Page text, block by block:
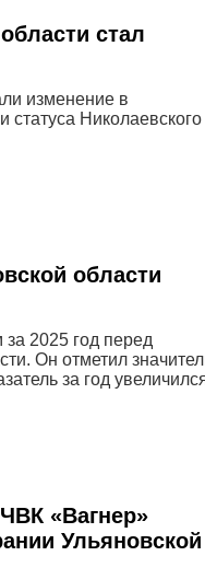
стал
изменение в
Николаевского
области
за 2025 год перед
Он отметил
за год
«Вагнер»
Ульяновской